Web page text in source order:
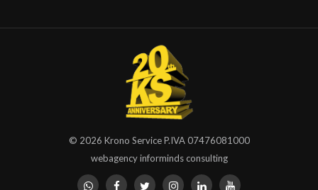
© 2026 Krono ServiceP.IVA 07476081000
webagency informinds consulting